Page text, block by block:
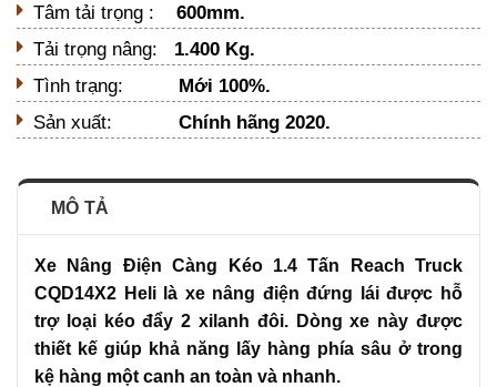
Tâm tải trọng : 600mm.
Tải trọng nâng: 1.400 Kg.
Tình trạng: Mới 100%.
Sản xuất: Chính hãng 2020.
MÔ TẢ
Xe Nâng Điện Càng Kéo 1.4 Tấn Reach Truck
CQD14X2 Heli là xe nâng điện đứng lái được hỗ
trợ loại kéo đẩy 2 xilanh đôi. Dòng xe này được
thiết kế giúp khả năng lấy hàng phía sâu ở trong
kệ hàng một canh an toàn và nhanh.